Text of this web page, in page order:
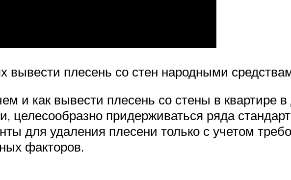
вывести плесень со стен народными
и как вывести плесень со стены в квартире
целесообразно придерживаться ряда
для удаления плесени только с учетом
факторов.